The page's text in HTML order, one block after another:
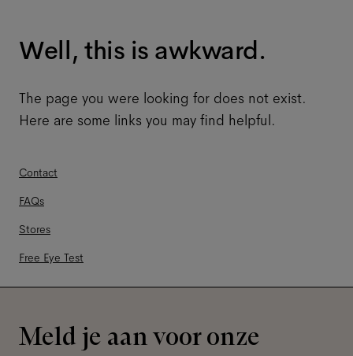
Well, this is awkward.
The page you were looking for does not exist.
Here are some links you may find helpful.
Contact
FAQs
Stores
Free Eye Test
Meld je aan voor onze